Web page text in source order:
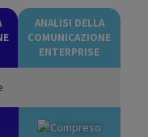
ANALISI DELLA
COMUNICAZIONE
ENTERPRISE